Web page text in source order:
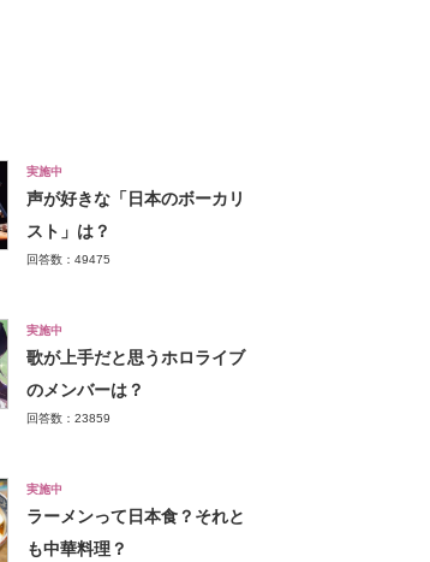
実施中
声が好きな「日本のボーカリ
スト」は？
回答数：49475
実施中
歌が上手だと思うホロライブ
のメンバーは？
回答数：23859
実施中
ラーメンって日本食？それと
も中華料理？